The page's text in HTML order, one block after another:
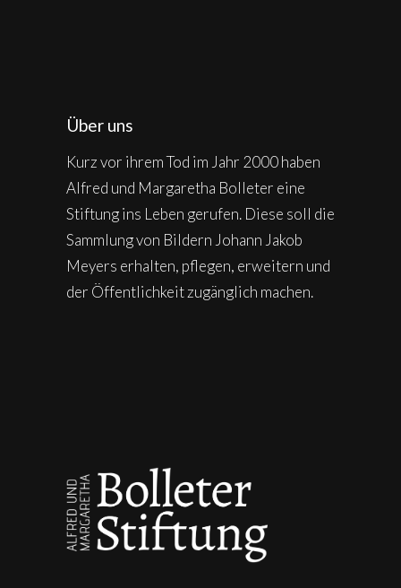
Über uns
Kurz vor ihrem Tod im Jahr 2000 haben
Alfred und Margaretha Bolleter eine
Stiftung ins Leben gerufen. Diese soll die
Sammlung von Bildern Johann Jakob
Meyers erhalten, pflegen, erweitern und
der Öffentlichkeit zugänglich machen.